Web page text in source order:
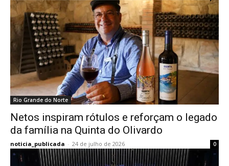
Rio Grande do Norte
Netos inspiram rótulos e reforçam o legado
da família na Quinta do Olivardo
noticia_publicada - 24 de julho de 2026 0